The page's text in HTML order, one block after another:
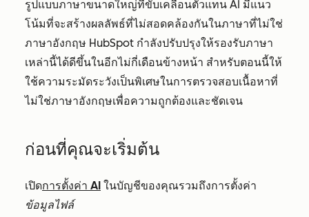
รูปแบบภาษาขนาดใหญ่ที่ขับเคลื่อนตัวแทน AI มีแนว
โน้มที่จะสร้างผลลัพธ์ที่ไม่สอดคล้องกันในภาษาที่ไม่ใช่
ภาษาอังกฤษ HubSpot กำลังปรับปรุงให้รองรับภาษา
เหล่านี้ได้ดีขึ้นในอีกไม่กี่เดือนข้างหน้า สำหรับตอนนี้ให้
ใช้ความระมัดระวังเป็นพิเศษในการตรวจสอบเนื้อหาที่
ไม่ใช่ภาษาอังกฤษเพื่อความถูกต้องและชัดเจน
ก่อนที่คุณจะเริ่มต้น
เปิดการตั้งค่า AI ในบัญชีของคุณรวมถึงการตั้งค่า
ข้อมูลไฟล์